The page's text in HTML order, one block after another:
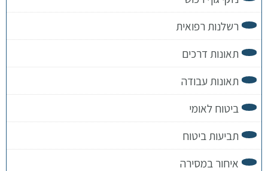
רשלנות רפואית
תאונות דרכים
תאונות עבודה
ביטוח לאומי
תביעות ביטוח
איחור במסירה